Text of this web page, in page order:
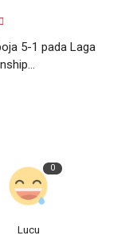
5-1 pada Laga
0
Lucu